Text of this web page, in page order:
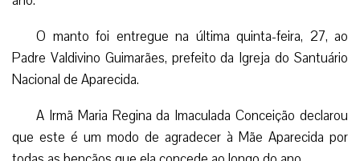
O manto foi entregue na última quinta-feira, 27, ao
Padre Valdivino Guimarães, prefeito da Igreja do Santuário
Nacional de Aparecida.
A Irmã Maria Regina da Imaculada Conceição declarou
que este é um modo de agradecer à Mãe Aparecida por